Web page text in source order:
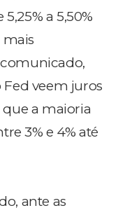
a 5,50%
mais
veem juros
que a maioria
3% e 4% até
ante as